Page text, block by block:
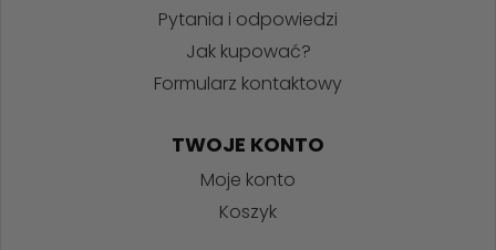
Pytania i odpowiedzi
Jak kupować?
Formularz kontaktowy
TWOJE KONTO
Moje konto
Koszyk